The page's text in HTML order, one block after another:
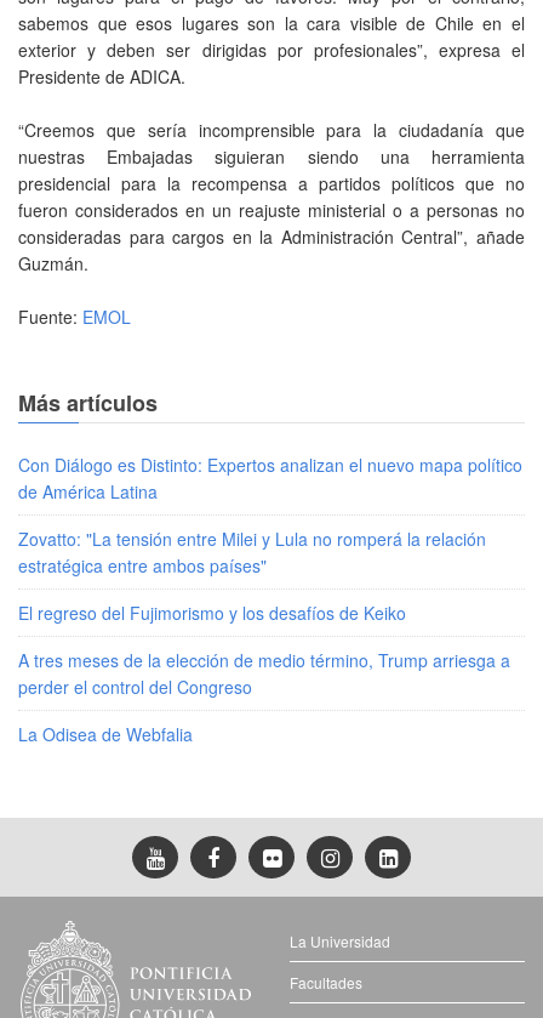
sabemos que esos lugares son la cara visible de Chile en el
exterior y deben ser dirigidas por profesionales”, expresa el
Presidente de ADICA.
“Creemos que sería incomprensible para la ciudadanía que
nuestras Embajadas siguieran siendo una herramienta
presidencial para la recompensa a partidos políticos que no
fueron considerados en un reajuste ministerial o a personas no
consideradas para cargos en la Administración Central”, añade
Guzmán.
Fuente: EMOL
Más artículos
Con Diálogo es Distinto: Expertos analizan el nuevo mapa político
de América Latina
Zovatto: "La tensión entre Milei y Lula no romperá la relación
estratégica entre ambos países"
El regreso del Fujimorismo y los desafíos de Keiko
A tres meses de la elección de medio término, Trump arriesga a
perder el control del Congreso
La Odisea de Webfalia
La Universidad
Facultades